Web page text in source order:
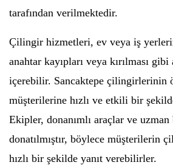
tarafından verilmektedir.
Çilingir hizmetleri, ev veya iş
anahtar kayıpları veya kırılması
içerebilir. Sancaktepe çilingirlerinin
müşterilerine hızlı ve etkili bir
Ekipler, donanımlı araçlar ve
donatılmıştır, böylece müşterilerin
hızlı bir şekilde yanıt verebilirler.